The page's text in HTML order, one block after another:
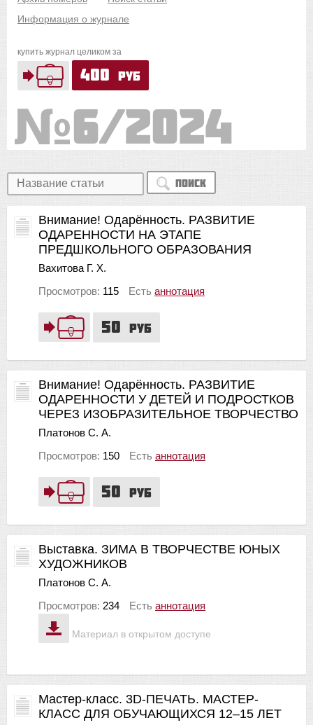
Информация о журнале
купить журнал целиком за
400 руб
6/2024
Поиск
50 руб
Внимание! Одарённость. РАЗВИТИЕ
ОДАРЕННОСТИ НА ЭТАПЕ
ПРЕДШКОЛЬНОГО ОБРАЗОВАНИЯ
Вахитова Г. Х.
Просмотров: 115 Есть аннотация
50 руб
Внимание! Одарённость. РАЗВИТИЕ
ОДАРЕННОСТИ У ДЕТЕЙ И ПОДРОСТКОВ
ЧЕРЕЗ ИЗОБРАЗИТЕЛЬНОЕ ТВОРЧЕСТВО
Платонов С. А.
Просмотров: 150 Есть аннотация
Материал в открытом доступе
Выставка. ЗИМА В ТВОРЧЕСТВЕ ЮНЫХ
ХУДОЖНИКОВ
Платонов С. А.
Просмотров: 234 Есть аннотация
Мастер-класс. 3D-ПЕЧАТЬ. МАСТЕР-
КЛАСС ДЛЯ ОБУЧАЮЩИХСЯ 12–15 ЛЕТ